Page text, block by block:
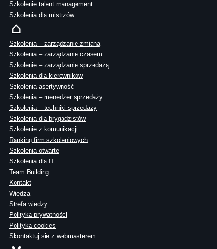
Szkolenie talent management
Szkolenia dla mistrzów
Szkolenia – zarządzanie zmianą
Szkolenia – zarządzanie czasem
Szkolenie – zarządzanie sprzedażą
Szkolenia dla kierowników
Szkolenia asertywność
Szkolenia – menedżer sprzedaży
Szkolenia – techniki sprzedaży
Szkolenia dla brygadzistów
Szkolenie z komunikacji
Ranking firm szkoleniowych
Szkolenia otwarte
Szkolenia dla IT
Team Building
Kontakt
Wiedza
Strefa wiedzy
Polityka prywatności
Polityka cookies
Skontaktuj sie z webmasterem